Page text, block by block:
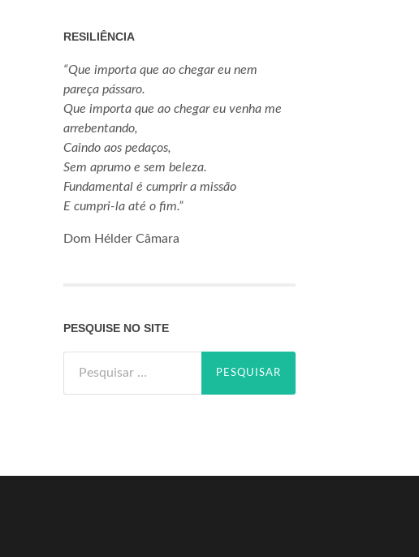
RESILIÊNCIA
“Que importa que ao chegar eu nem
pareça pássaro.
Que importa que ao chegar eu venha me
arrebentando,
Caindo aos pedaços,
Sem aprumo e sem beleza.
Fundamental é cumprir a missão
E cumpri-la até o fim.”
Dom Hélder Câmara
PESQUISE NO SITE
por: